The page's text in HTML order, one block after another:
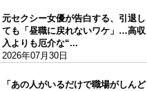
元セクシー女優が告白する、引退し
ても「昼職に戻れないワケ」…高収
入よりも厄介な“...
2026年07月30日
「あの人がいるだけで職場がしんど